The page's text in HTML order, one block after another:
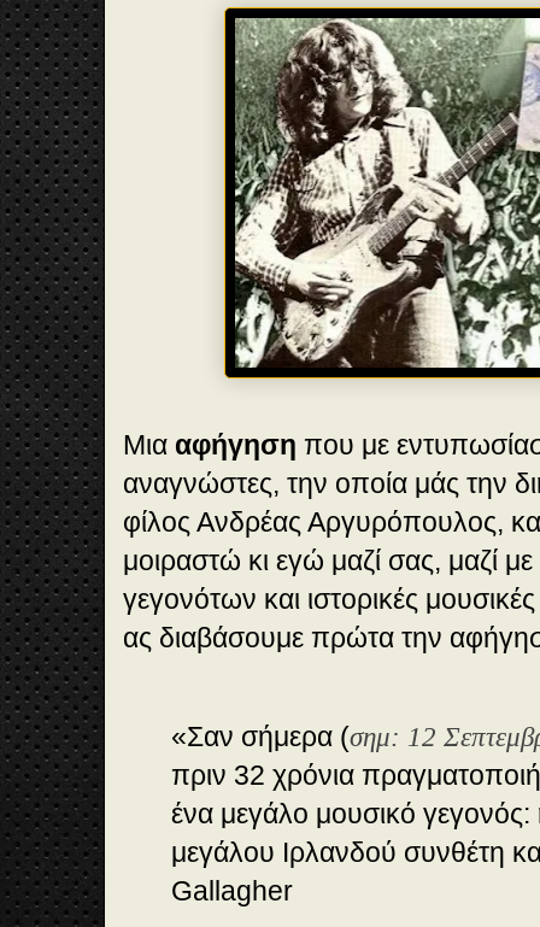
Μια αφήγηση που με
αναγνώστες, την οποία μάς την
φίλος Ανδρέας Αργυρόπουλος,
μοιραστώ κι εγώ μαζί σας, μαζί
γεγονότων και ιστορικές
ας διαβάσουμε πρώτα την
«Σαν σήμερα (σημ: 12
πριν 32 χρόνια
ένα μεγάλο μουσικό
μεγάλου Ιρλανδού συνθέτη
Gallagher